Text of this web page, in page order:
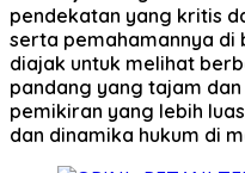
pendekatan yang kritis
serta pemahamannya di
diajak untuk melihat
pandang yang tajam
pemikiran yang lebih
dan dinamika hukum di